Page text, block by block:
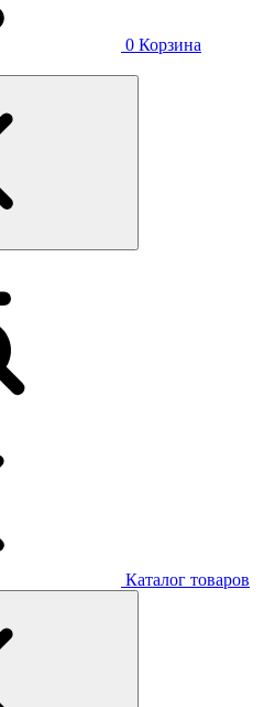
0 Корзина
Каталог товаров